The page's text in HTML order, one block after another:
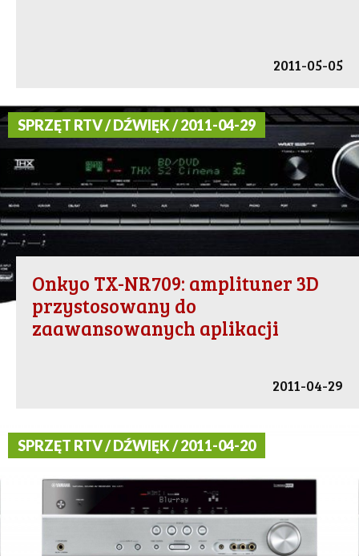
2011-05-05
SPRZĘT RTV / DŹWIĘK / 2011-04-29
Onkyo TX-NR709: amplituner 3D
przystosowany do
zaawansowanych aplikacji
2011-04-29
SPRZĘT RTV / DŹWIĘK / 2011-04-20